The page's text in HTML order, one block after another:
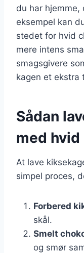
du har
eksempel kan
stedet for hvid
mere intens
smagsgivere
kagen et ekstra
Sådan
med hvid
At lave
simpel proces,
Forbered
skål.
Smelt
og smør